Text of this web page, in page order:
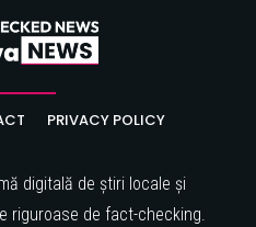
PRIVACY POLICY
digitală de știri locale și
riguroase de fact-checking.